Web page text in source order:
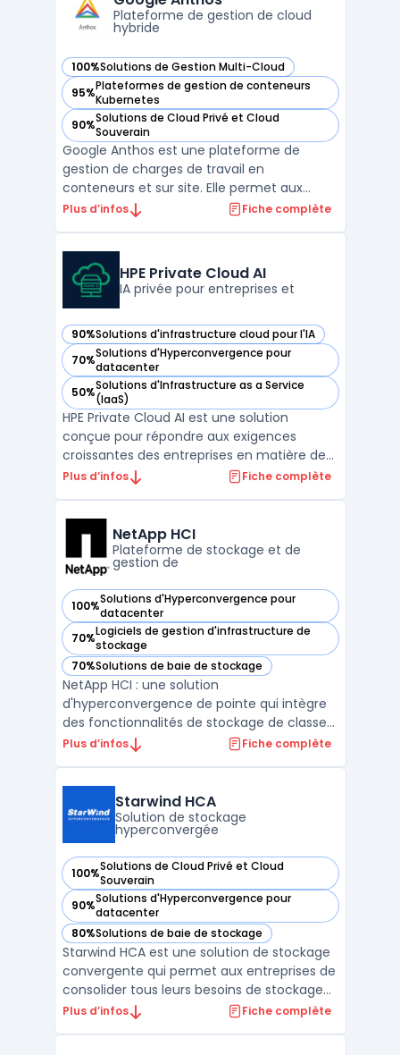
et la sécurité des sol ...
Plateforme de gestion de cloud
hybride
100%Solutions de Gestion Multi-Cloud
— voir Google Anthos dans cette catégorie
95%Plateformes de gestion de conteneurs
Kubernetes
— voir Google Anthos dans cette catégorie
90%Solutions de Cloud Privé et Cloud
Souverain
— voir Google Anthos dans cette catégorie
Google Anthos est une plateforme de
gestion de charges de travail en
conteneurs et sur site. Elle permet aux
organisations de gérer plus efficacement
infrastructure publique, privée ou sur site. La
solution Google Ant ...
Plus d’infos Fiche complète
HPE Private Cloud AI
IA privée pour entreprises et
90%Solutions d'infrastructure cloud pour l'IA
— voir HPE Private Cloud AI dans cette catégorie
70%Solutions d'Hyperconvergence pour
datacenter
— voir HPE Private Cloud AI dans cette catégorie
50%Solutions d'Infrastructure as a Service
(IaaS)
— voir HPE Private Cloud AI dans cette catégorie
HPE Private Cloud AI est une solution
conçue pour répondre aux exigences
croissantes des entreprises en matière de
déploiement de l’intelligence artificielle sur
intégrant des composants matériels et
logiciels optimisés ...
Plus d’infos Fiche complète
NetApp HCI
Plateforme de stockage et de
gestion de
100%Solutions d'Hyperconvergence pour
datacenter
— voir NetApp HCI dans cette catégorie
70%Logiciels de gestion d'infrastructure de
stockage
— voir NetApp HCI dans cette catégorie
70%Solutions de baie de stockage
— voir NetApp HCI dans cette catégorie
NetApp HCI : une solution
d'hyperconvergence de pointe qui intègre
des fonctionnalités de stockage de classe
entreprise avec une évolutivité sans
NetApp HCI offre une infrastructure
évolutive et automatisée permettant au ...
Plus d’infos Fiche complète
Starwind HCA
Solution de stockage
hyperconvergée
100%Solutions de Cloud Privé et Cloud
Souverain
— voir Starwind HCA dans cette catégorie
90%Solutions d'Hyperconvergence pour
datacenter
— voir Starwind HCA dans cette catégorie
80%Solutions de baie de stockage
— voir Starwind HCA dans cette catégorie
Starwind HCA est une solution de stockage
convergente qui permet aux entreprises de
consolider tous leurs besoins de stockage
et de virtualisation. Elle combine une
Plus d’infos Fiche complète